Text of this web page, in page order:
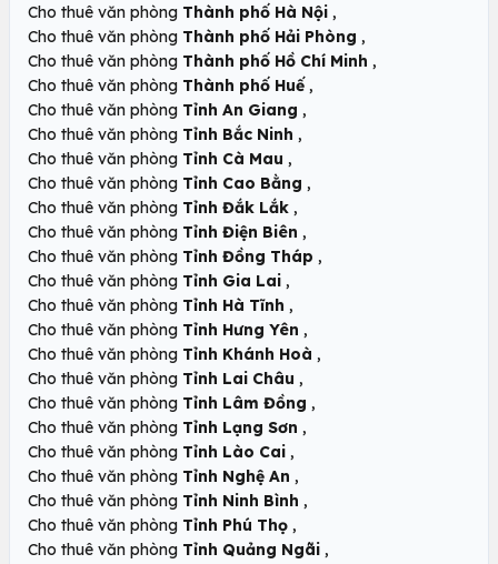
Cho thuê văn phòng Thành phố Hà Nội ,
Cho thuê văn phòng Thành phố Hải Phòng ,
Cho thuê văn phòng Thành phố Hồ Chí Minh ,
Cho thuê văn phòng Thành phố Huế ,
Cho thuê văn phòng Tỉnh An Giang ,
Cho thuê văn phòng Tỉnh Bắc Ninh ,
Cho thuê văn phòng Tỉnh Cà Mau ,
Cho thuê văn phòng Tỉnh Cao Bằng ,
Cho thuê văn phòng Tỉnh Đắk Lắk ,
Cho thuê văn phòng Tỉnh Điện Biên ,
Cho thuê văn phòng Tỉnh Đồng Tháp ,
Cho thuê văn phòng Tỉnh Gia Lai ,
Cho thuê văn phòng Tỉnh Hà Tĩnh ,
Cho thuê văn phòng Tỉnh Hưng Yên ,
Cho thuê văn phòng Tỉnh Khánh Hoà ,
Cho thuê văn phòng Tỉnh Lai Châu ,
Cho thuê văn phòng Tỉnh Lâm Đồng ,
Cho thuê văn phòng Tỉnh Lạng Sơn ,
Cho thuê văn phòng Tỉnh Lào Cai ,
Cho thuê văn phòng Tỉnh Nghệ An ,
Cho thuê văn phòng Tỉnh Ninh Bình ,
Cho thuê văn phòng Tỉnh Phú Thọ ,
Cho thuê văn phòng Tỉnh Quảng Ngãi ,